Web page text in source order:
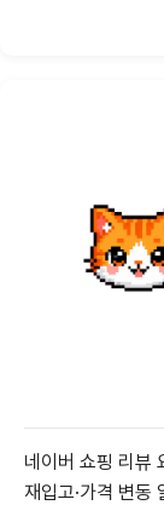
네이버 쇼핑 리뷰
재입고·가격 변동